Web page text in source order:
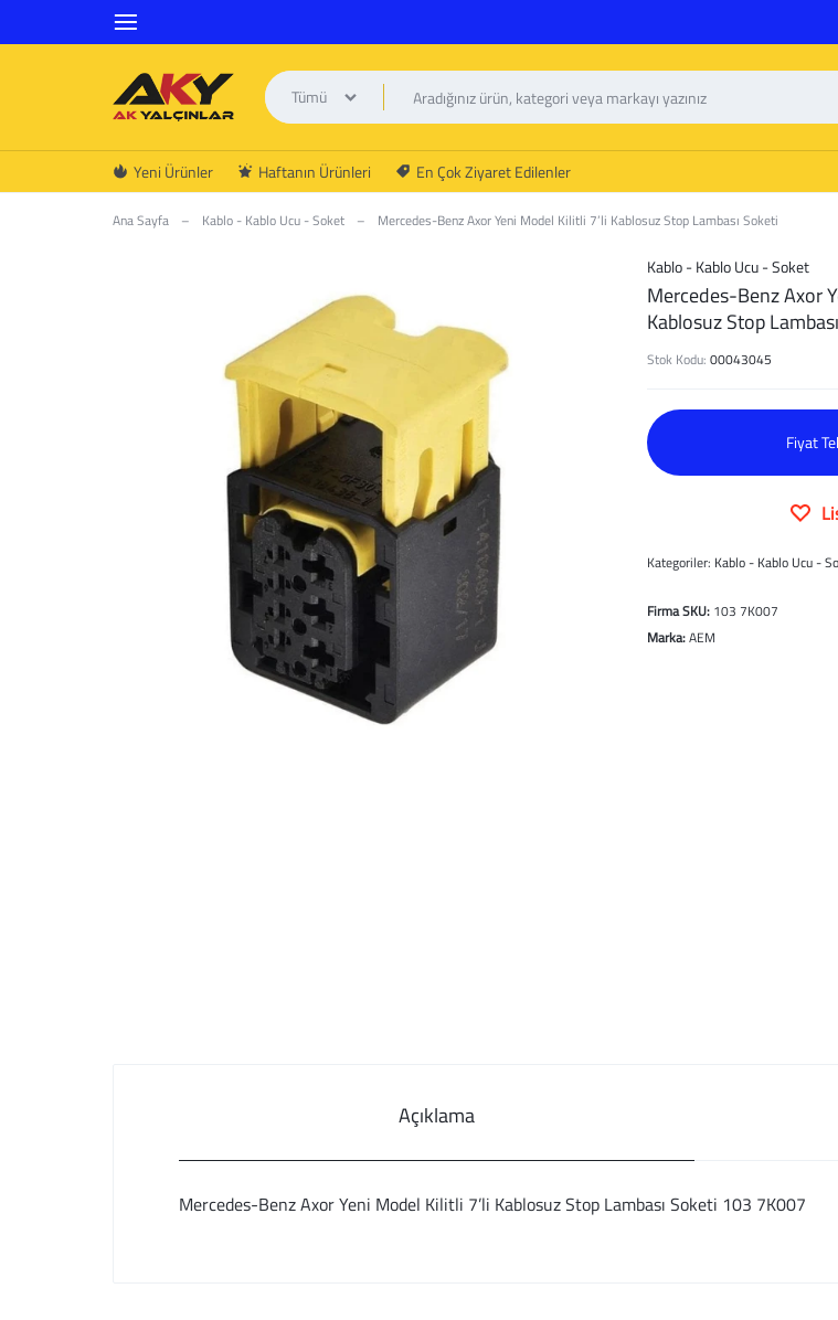
AK
YALÇINLAR
Tümü
Yeni Ürünler Haftanın Ürünleri En Çok Ziyaret Edilenler
Ana Sayfa – Kablo - Kablo Ucu - Soket – Mercedes-Benz Axor Yeni Model Kilitli 7’li Kablosuz Stop Lambası Soketi
Kablo - Kablo Ucu - Soket
Mercedes-Benz Axor
Kablosuz Stop
Stok Kodu:00043045
Fiyat
Kategoriler: Kablo - Kablo Ucu -
Firma SKU: 103 7K007
Marka:AEM
Açıklama
Mercedes-Benz Axor Yeni Model Kilitli 7’li Kablosuz Stop Lambası Soketi 103 7K007